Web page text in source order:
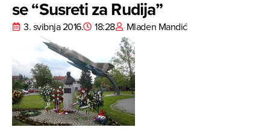
se “Susreti za Rudija”
3. svibnja 2016. 18:28 Mladen Mandić